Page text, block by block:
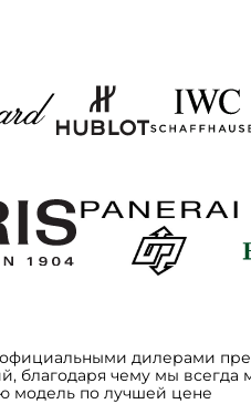
дилерами
благодаря чему мы всегда
модель по лучшей цене